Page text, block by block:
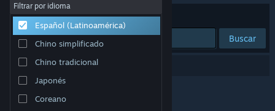
Soporte
Cambiar idioma
Obtener la aplicación de Steam Mobile
Filtrar por idioma
Español (Latinoamérica)
Chino simplificado
Chino tradicional
Japonés
Coreano
Ordenar por Relevancia
Buscar
0 resultado(s) coinciden con la búsqueda.